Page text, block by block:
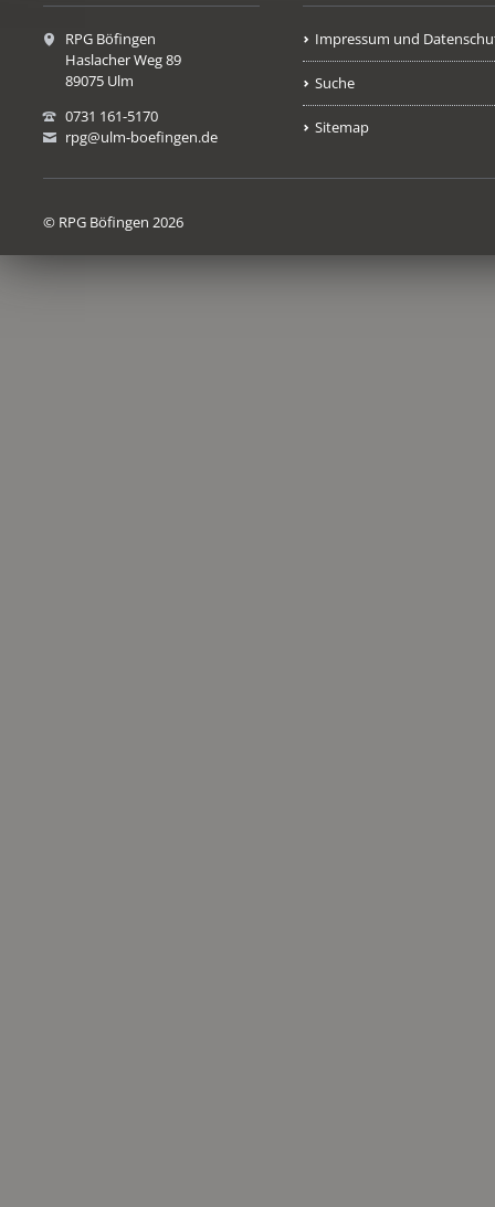
RPG Böfingen
Haslacher Weg 89
89075 Ulm
0731 161-5170
rpg@ulm-boefingen.de
Impressum und
Suche
Sitemap
© RPG Böfingen 2026